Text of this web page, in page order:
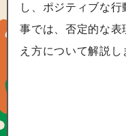
し、ポジティブな
事では、否定的な
え方について解説し